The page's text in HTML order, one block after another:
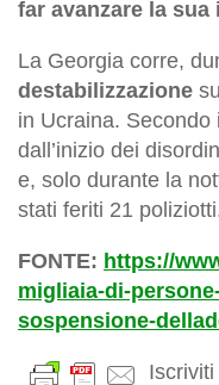
far avanzare la
La Georgia corre,
destabilizzazione
in Ucraina.
dall’inizio dei
e, solo durante la
stati feriti 21
FONTE: https://
migliaia-di-
sospensione-